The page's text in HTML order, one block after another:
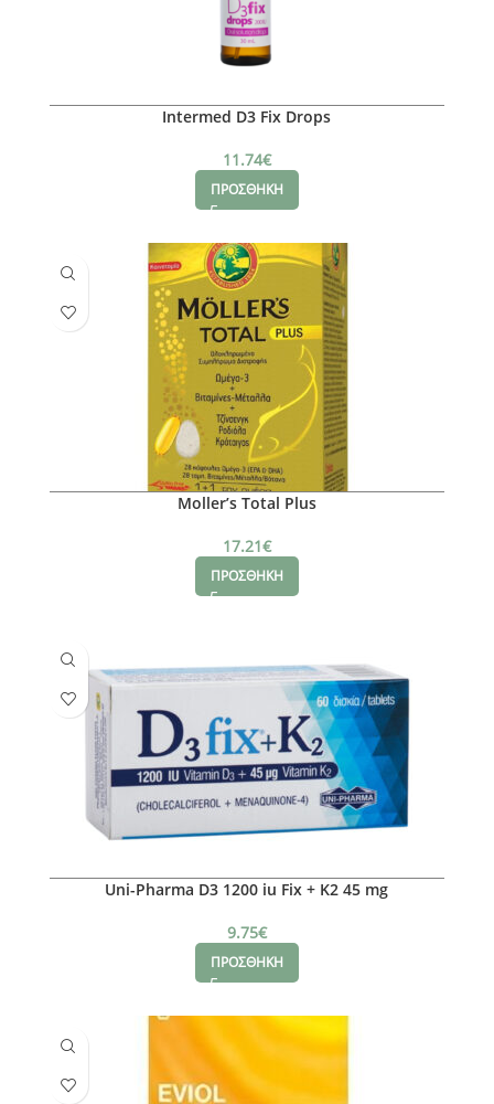
Intermed D3 Fix Drops
11.74€
ΠΡΟΣΘΗΚΗ
Moller’s Total Plus
17.21€
ΠΡΟΣΘΗΚΗ
Uni-Pharma D3 1200 iu Fix + K2 45 mg
9.75€
ΠΡΟΣΘΗΚΗ